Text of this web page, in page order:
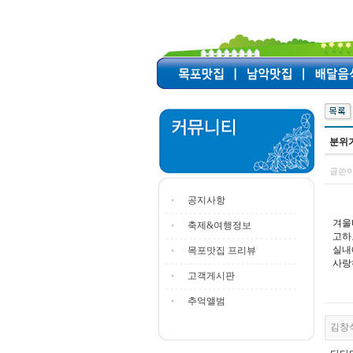
공지사항
축제&여행정보
목포맛집 프리뷰
고객게시판
추억앨범
분위
글쓴
겨
고
실
사
김창